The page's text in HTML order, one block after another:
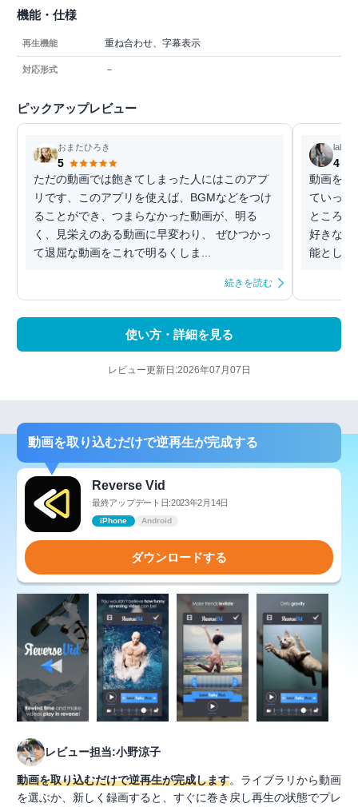
機能・仕様
再生機能 重ね合わせ、字幕表示
対応形式 －
ピックアップレビュー
おまたひろき
5
ただの動画では飽きてしまった人にはこのアプ
リです、このアプリを使えば、BGMなどをつけ
ることができ、つまらなかった動画が、明る
く、見栄えのある動画に早変わり、 ぜひつかっ
て退屈な動画をこれで明るくしま...
続きを読む
4
動画を超
ていって
ところ
好きなと
能として
使い方・詳細を見る
レビュー更新日:2026年07月07日
動画を取り込むだけで逆再生が完成する
Reverse Vid
最終アップデート日:2023年2月14日
iPhone Android
ダウンロードする
レビュー担当:小野涼子
動画を取り込むだけで逆再生が完成します。ライブラリから動画
を選ぶか、新しく録画すると、すぐに巻き戻し再生の状態でプレ